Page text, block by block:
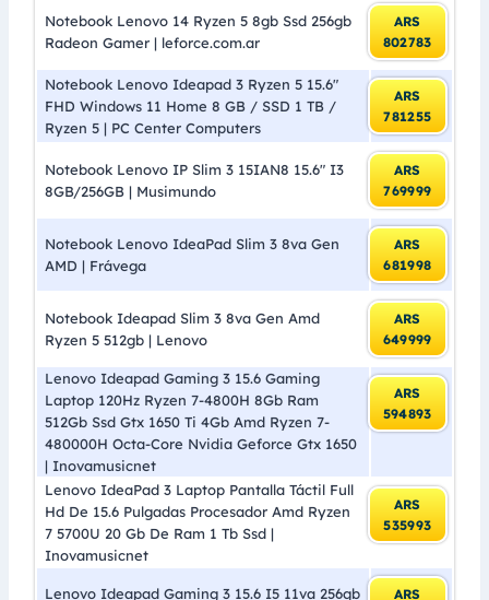
Notebook Lenovo 14 Ryzen 5 8gb Ssd 256gb
Radeon Gamer | leforce.com.ar
ARS
802783
Notebook Lenovo Ideapad 3 Ryzen 5 15.6″
FHD Windows 11 Home 8 GB / SSD 1 TB /
Ryzen 5 | PC Center Computers
ARS
781255
Notebook Lenovo IP Slim 3 15IAN8 15.6″ I3
8GB/256GB | Musimundo
ARS
769999
Notebook Lenovo IdeaPad Slim 3 8va Gen
AMD | Frávega
ARS
681998
Notebook Ideapad Slim 3 8va Gen Amd
Ryzen 5 512gb | Lenovo
ARS
649999
Lenovo Ideapad Gaming 3 15.6 Gaming
Laptop 120Hz Ryzen 7-4800H 8Gb Ram
512Gb Ssd Gtx 1650 Ti 4Gb Amd Ryzen 7-
480000H Octa-Core Nvidia Geforce Gtx 1650
| Inovamusicnet
ARS
594893
Lenovo IdeaPad 3 Laptop Pantalla Táctil Full
Hd De 15.6 Pulgadas Procesador Amd Ryzen
7 5700U 20 Gb De Ram 1 Tb Ssd |
Inovamusicnet
ARS
535993
Lenovo Ideapad Gaming 3 15.6 I5 11va 256gb ARS